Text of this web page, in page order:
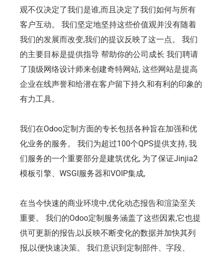
观不仅决定了我们是谁,而且决定了我们如何与所有
客户互动。 我们坚定地坚持这些价值观并没有随着
我们的发展而改变,我们的提议反映了这一点。 我们
的主要目标是提供指导 帮助你的公司成长 我们聘请
了顶级网络设计师来创建奇特网站, 这些网站是提高
企业在线声誉和给潜在客户留下持久和有利的印象的
有力工具。
我们在Odoo定制方面的专长包括各种旨在加强和优
化业务的服务。 我们为超过100个QPS提供支持, 我
们服务的一个重要部分是建筑优化, 为了保证Jinjia2
模板引擎、WSGI服务器和VOIP集成,
在当今快速的商业环境中,优化动态报告和渲染至关
重要。 我们的Odoo定制服务涵盖了这些因素,它也提
供可更新的报告,以反映不断变化的数据并加快其列
报,以便快速决策。 我们意识到定制部件、字段、